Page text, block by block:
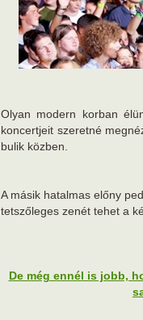
Olyan modern korban
koncertjeit szeretné
bulik közben.
A másik hatalmas előny
tetszőleges zenét tehet a
De még ennél is jobb,